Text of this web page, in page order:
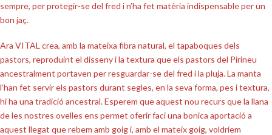
sempre, per protegir-se del fred i n’ha fet matèria indispensable per un
bon jaç.
Ara VITAL crea, amb la mateixa fibra natural, el tapaboques dels
pastors, reproduint el disseny i la textura que els pastors del Pirineu
ancestralment portaven per resguardar-se del fred i la pluja. La manta
l’han fet servir els pastors durant segles, en la seva forma, pes i textura,
hi ha una tradició ancestral. Esperem que aquest nou recurs que la llana
de les nostres ovelles ens permet oferir faci una bonica aportació a
aquest llegat que rebem amb goig i, amb el mateix goig, voldríem